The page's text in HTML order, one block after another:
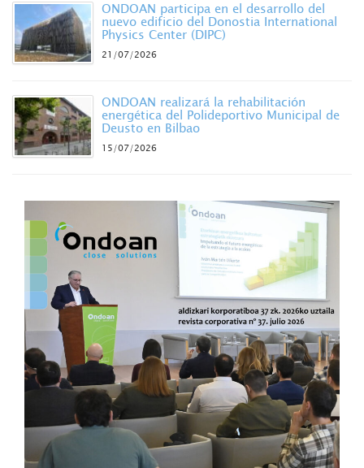
ONDOAN participa en el desarrollo del
nuevo edificio del Donostia International
Physics Center (DIPC)
21/07/2026
ONDOAN realizará la rehabilitación
energética del Polideportivo Municipal de
Deusto en Bilbao
15/07/2026